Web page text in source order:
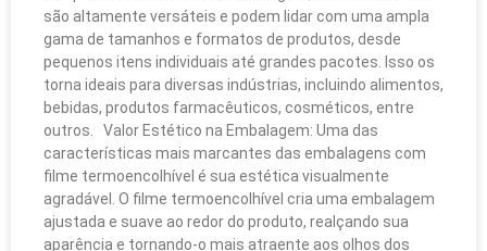
são altamente versáteis e podem lidar com uma ampla
gama de tamanhos e formatos de produtos, desde
pequenos itens individuais até grandes pacotes. Isso os
torna ideais para diversas indústrias, incluindo alimentos,
bebidas, produtos farmacêuticos, cosméticos, entre
outros. Valor Estético na Embalagem: Uma das
características mais marcantes das embalagens com
filme termoencolhível é sua estética visualmente
agradável. O filme termoencolhível cria uma embalagem
ajustada e suave ao redor do produto, realçando sua
aparência e tornando-o mais atraente aos olhos dos